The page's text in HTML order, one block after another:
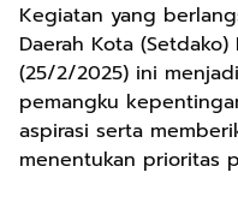
Kegiatan yang
Daerah Kota
(25/2/2025) ini
pemangku
aspirasi serta
menentukan prioritas